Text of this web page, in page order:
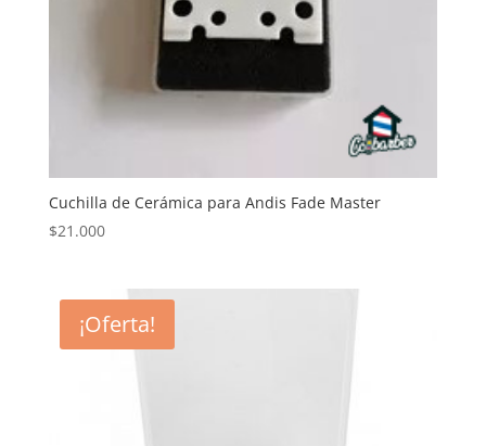
Cuchilla de Cerámica para Andis Fade Master
$21.000
¡Oferta!